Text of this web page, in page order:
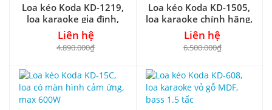
Loa kéo Koda KD-1219,
loa karaoke gia đình,
bass 3 tấc
Liên hệ
4.890.000₫
Loa kéo Koda KD-1505,
loa karaoke chính hãng,
max 650W
Liên hệ
6.500.000₫